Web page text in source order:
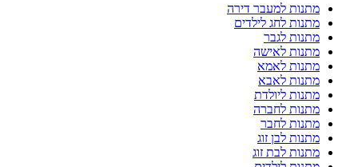
מתנות למעבר דירה
מתנות לחג לילדים
מתנות לגבר
מתנות לאישה
מתנות לאמא
מתנות לאבא
מתנות ליולדת
מתנות לחברה
מתנות לחבר
מתנות לבן זוג
מתנות לבת זוג